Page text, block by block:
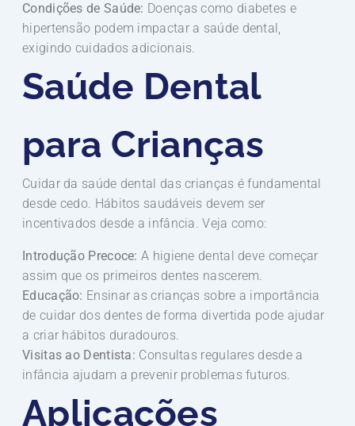
Condições de Saúde: Doenças como diabetes e
hipertensão podem impactar a saúde dental,
exigindo cuidados adicionais.
Saúde Dental
para Crianças
Cuidar da saúde dental das crianças é fundamental
desde cedo. Hábitos saudáveis devem ser
incentivados desde a infância. Veja como:
Introdução Precoce: A higiene dental deve começar
assim que os primeiros dentes nascerem.
Educação: Ensinar as crianças sobre a importância
de cuidar dos dentes de forma divertida pode ajudar
a criar hábitos duradouros.
Visitas ao Dentista: Consultas regulares desde a
infância ajudam a prevenir problemas futuros.
Aplicações